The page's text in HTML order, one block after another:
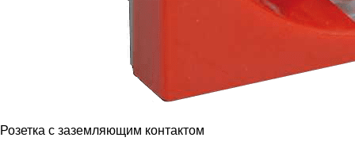
Розетка с заземляющим контактом